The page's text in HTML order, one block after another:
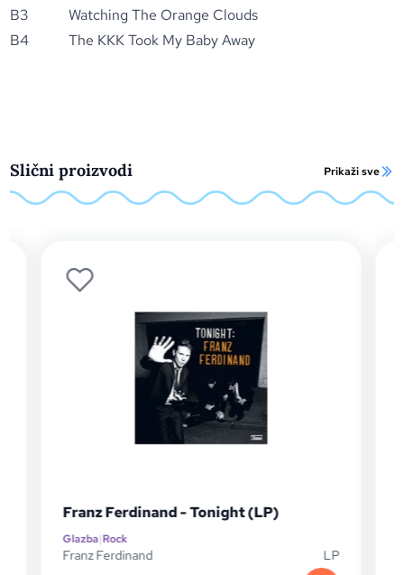
B3 Watching The Orange Clouds
B4 The KKK Took My Baby Away
Slični proizvodi Prikaži sve
Franz Ferdinand - Tonight (LP)
Glazba|Rock
Franz Ferdinand
LP